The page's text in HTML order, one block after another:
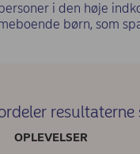
i den høje
børn, som
resultaterne
OPLEVELSER